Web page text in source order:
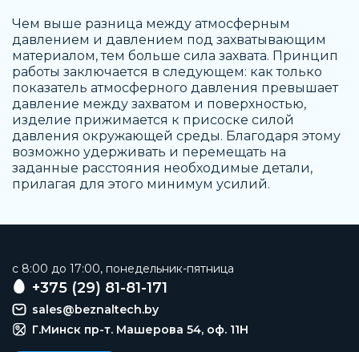
Чем выше разница между атмосферным
давлением и давлением под захватывающим
материалом, тем больше сила захвата. Принцип
работы заключается в следующем: как только
показатель атмосферного давления превышает
давление между захватом и поверхностью,
изделие прижимается к присоске силой
давления окружающей среды. Благодаря этому
возможно удерживать и перемещать на
заданные расстояния необходимые детали,
прилагая для этого минимум усилий.
c 8:00 до 17:00, понедельник-пятница
+375 (29) 81-81-171
sales@beznaltech.by
Г.Минск пр-т. Машерова 54, оф. 11H